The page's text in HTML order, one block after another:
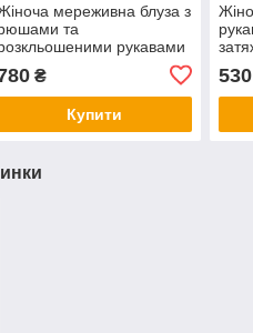
мереживна блуза з
та
рукавами
із зав'язкою на грудях (р.
42-48) 33ru473
₴
Купити
530